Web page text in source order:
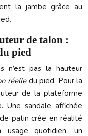
la jambe grâce au
de talon :
pied
n’est pas la hauteur
réelledu pied. Pour la
de la plateforme
Une sandale affichée
patin crée en réalité
quotidien, un